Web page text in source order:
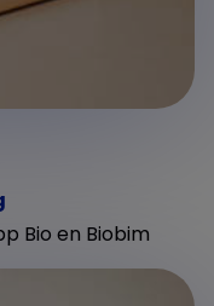
Bio en Biobim